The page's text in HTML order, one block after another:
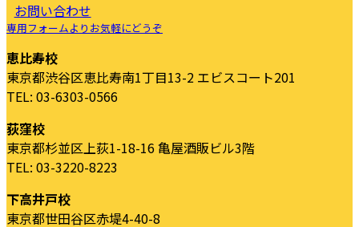
お問い合わせ
専用フォームよりお気軽にどうぞ
恵比寿校
東京都渋谷区恵比寿南1丁目13-2 エビスコート201
TEL: 03-6303-0566
荻窪校
東京都杉並区上荻1-18-16 亀屋酒販ビル3階
TEL: 03-3220-8223
下高井戸校
東京都世田谷区赤堤4-40-8